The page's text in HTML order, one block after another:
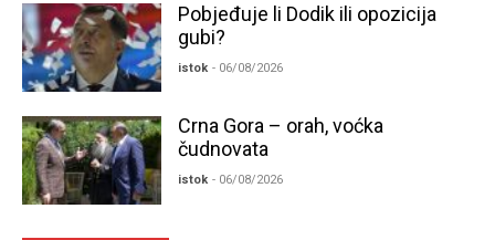
Pobjeđuje li Dodik ili opozicija
gubi?
istok - 06/08/2026
Crna Gora – orah, voćka
čudnovata
istok - 06/08/2026